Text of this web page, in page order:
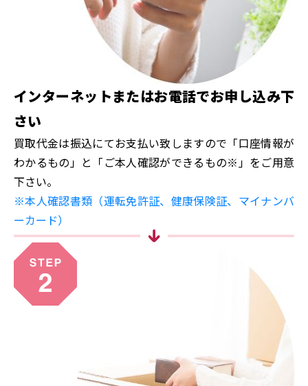
インターネットまたはお電話でお申し込み下
さい
買取代金は振込にてお支払い致しますので「口座情報が
わかるもの」と「ご本人確認ができるもの※」をご用意
下さい。
※本人確認書類（運転免許証、健康保険証、マイナンバ
ーカード）